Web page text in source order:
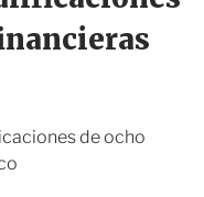
a
r
de ocho